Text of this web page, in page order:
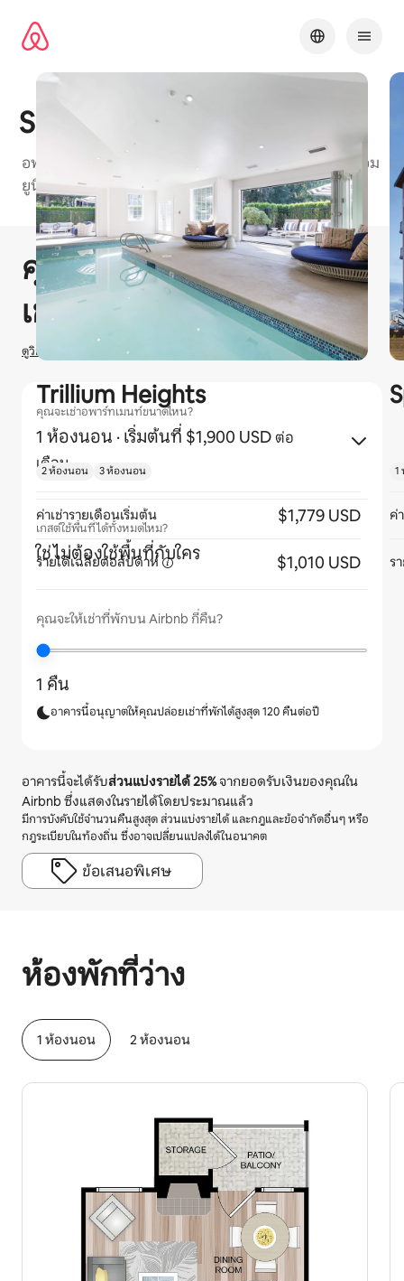
Silverdale Ridge
อพาร์ทเมนท์ที่เป็นมิตรกับ Airbnb ในSeattle Metroพร้อม
ยูนิต "1 ห้องนอนและ2 ห้องนอน" ให้เลือก
แสดง 0 จาก 0 รายการ
คุณอาจได้รับ$ 0 ลองมาให้
เช่าที่พักใน Airbnb
ดูวิธีประเมินรายได้
คุณจะเช่าอพาร์ทเมนท์ขนาดไหน?
1 ห้องนอน · เริ่มต้นที่ $1,900 USD ต่อ
เดือน
เกสต์ใช้พื้นที่ได้ทั้งหมดไหม?
ใช่ ไม่ต้องใช้พื้นที่กับใคร
คุณจะให้เช่าที่พักบน Airbnb กี่คืน?
1 คืน
อาคารนี้อนุญาตให้คุณปล่อยเช่าที่พักได้สูงสุด 120 คืนต่อปี
อาคารนี้จะได้รับส่วนแบ่งรายได้25%จากยอดรับเงินของคุณใน
Airbnb ซึ่งแสดงในรายได้โดยประมาณแล้ว
มีการบังคับใช้จำนวนคืนสูงสุด ส่วนแบ่งรายได้ และกฎและข้อจำกัดอื่นๆ หรือ
กฎระเบียบในท้องถิ่น ซึ่งอาจเปลี่ยนแปลงได้ในอนาคต
ข้อเสนอพิเศษ
ห้องพักที่ว่าง
1 ห้องนอน 2 ห้องนอน
Trillium Heights
2 ห้องนอน 3 ห้องนอน
ค่าเช่ารายเดือนเริ่มต้น $1,779 USD
รายได้เฉลี่ยต่อสัปดาห์ $1,010 USD
1
ค่
ร